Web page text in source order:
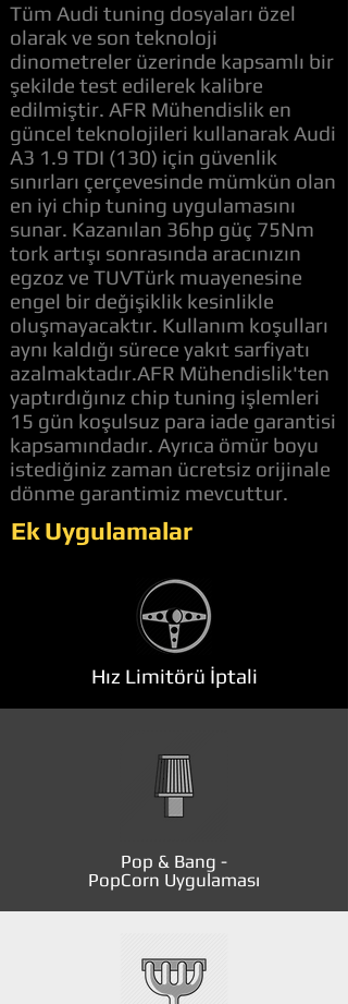
Tüm Audi tuning dosyaları özel
olarak ve son teknoloji
dinometreler üzerinde kapsamlı bir
şekilde test edilerek kalibre
edilmiştir. AFR Mühendislik en
güncel teknolojileri kullanarak Audi
A3 1.9 TDI (130) için güvenlik
sınırları çerçevesinde mümkün olan
en iyi chip tuning uygulamasını
sunar. Kazanılan 36hp güç 75Nm
tork artışı sonrasında aracınızın
egzoz ve TUVTürk muayenesine
engel bir değişiklik kesinlikle
oluşmayacaktır. Kullanım koşulları
aynı kaldığı sürece yakıt sarfiyatı
azalmaktadır.AFR Mühendislik'ten
yaptırdığınız chip tuning işlemleri
15 gün koşulsuz para iade garantisi
kapsamındadır. Ayrıca ömür boyu
istediğiniz zaman ücretsiz orijinale
dönme garantimiz mevcuttur.
Ek Uygulamalar
Hız Limitörü İptali
Pop & Bang -
PopCorn Uygulaması